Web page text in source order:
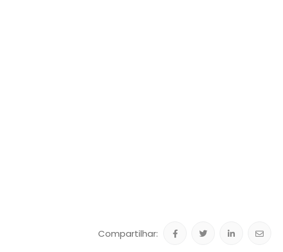
Compartilhar: